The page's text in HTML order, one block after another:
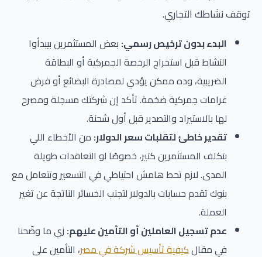
توقف نشاطك التجاري.
البدء بدون ترخيص رسمي: بعض المستثمرين بيبدأوا
النشاط قبل استخراج الرخصة الجمركية أو البطاقة
الضريبية، وده ممكن يؤدي لمصادرة البضائع أو فرض
غرامات جمركية ضخمة. تأكد إن شركتك مسجلة ومصرح
لها بالاستيراد والتصدير قبل أول شحنة.
تقدير خاطئ لتقلبات سعر الدولار: من الأخطاء اللي
بتكلف المستثمرين كتير، خصوصًا لو التعاقدات طويلة
المدى. لازم تحط هامش احتياطي في التسعير وتتعامل مع
بنوك تقدم حسابات بالدولار لتجنب الخسائر الناتجة عن تغير
العملة.
عدم تسجيل العاملين أو التأمين عليهم: زي ما وضّحنا
في مقالكيفية تأسيس شركة في مصر، التأمين على